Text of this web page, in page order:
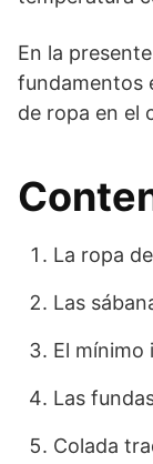
En la
fundamentos
de ropa en el
La ropa
Las
El mínimo
Las
Colada